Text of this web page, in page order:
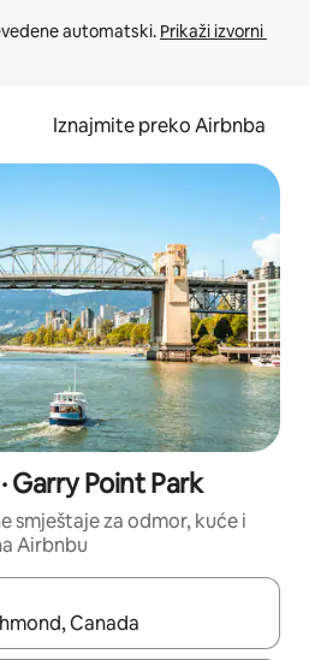
automatski. Prikaži izvorni
Iznajmite preko Airbnba
Garry Point Park
smještaje za odmor, kuće i
Airbnbu
moći ćete ih pregledati